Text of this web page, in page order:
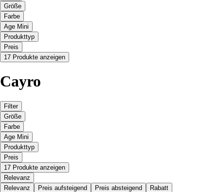
Größe
Farbe
Age Mini
Produkttyp
Preis
17 Produkte anzeigen
Cayro
Filter
Größe
Farbe
Age Mini
Produkttyp
Preis
17 Produkte anzeigen
Relevanz
Relevanz
Preis aufsteigend Preis absteigend Rabatt